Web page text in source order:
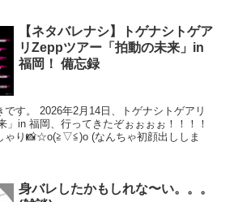
【ネタバレナシ】トゲナシトゲア
リZeppツアー「拍動の未来」in
福岡！ 備忘録
す。 2026年2月14日、トゲナシトゲアリ
」in 福岡、行ってきたぞぉぉぉぉ！！！！
ゃり📸☆o(≧▽≦)o (なんちゃ初顔出ししま
身バレしたかもしれな〜い。。。